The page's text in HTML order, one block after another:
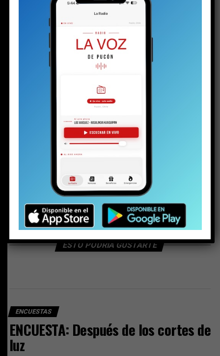
Share this:
Facebook
RELATED TOPICS:
Encuesta: ¿Crees que un Plan regulador Comunal
actualizado podrá ordenar el crecimiento de Pucón?
NO TE PIERDAS
ENCUESTA: Después de los cortes de luz
ESTO PODRÍA GUSTARTE
ENCUESTAS
ENCUESTA: Después de los cortes de
luz